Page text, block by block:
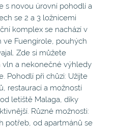
s novou úrovní pohodlí a
se 2 a 3 ložnicemi
komplex se nachází v
ve Fuengirole, pouhých
Zde si můžete
a nekonečné výhledy
Pohodlí při chůzi: Užijte
restaurací a možností
letiště Malaga, díky
Různé možnosti:
potřeb, od apartmánů se